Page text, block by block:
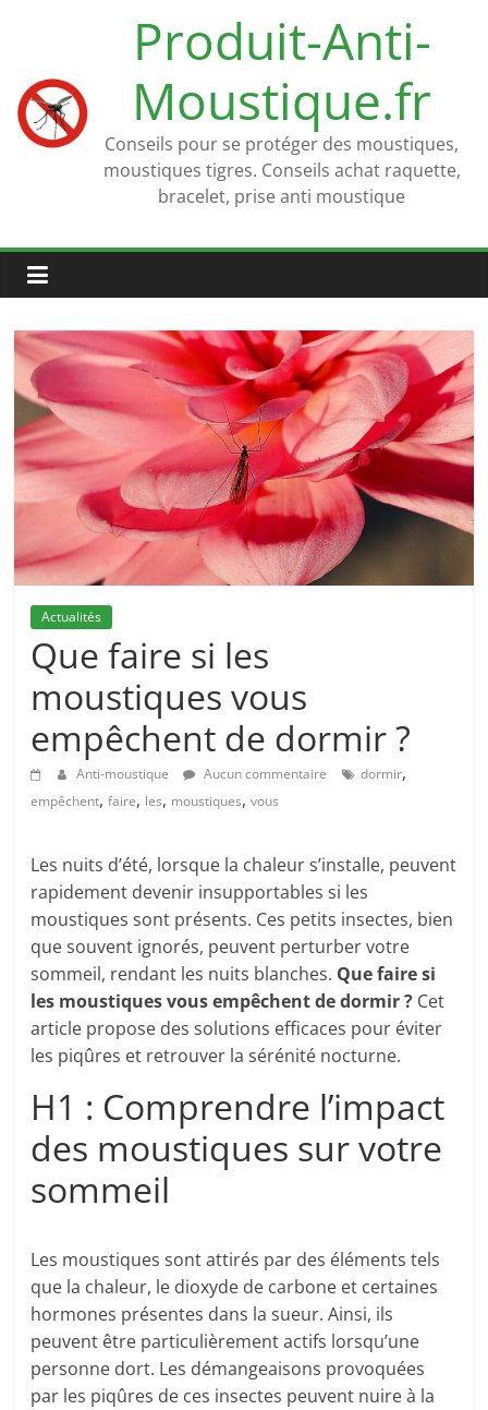
Produit-Anti-
Moustique.fr
Conseils pour se protéger des moustiques,
moustiques tigres. Conseils achat raquette,
bracelet, prise anti moustique
Actualités
Que faire si les
moustiques vous
empêchent de dormir ?
Anti-moustique Aucun commentaire dormir,
empêchent,faire, les, moustiques,vous
Les nuits d’été, lorsque la chaleur s’installe, peuvent
rapidement devenir insupportables si les
moustiques sont présents. Ces petits insectes, bien
que souvent ignorés, peuvent perturber votre
sommeil, rendant les nuits blanches. Que faire si
les moustiques vous empêchent de dormir ? Cet
article propose des solutions efficaces pour éviter
les piqûres et retrouver la sérénité nocturne.
H1 : Comprendre l’impact
des moustiques sur votre
sommeil
Les moustiques sont attirés par des éléments tels
que la chaleur, le dioxyde de carbone et certaines
hormones présentes dans la sueur. Ainsi, ils
peuvent être particulièrement actifs lorsqu’une
personne dort. Les démangeaisons provoquées
par les piqûres de ces insectes peuvent nuire à la